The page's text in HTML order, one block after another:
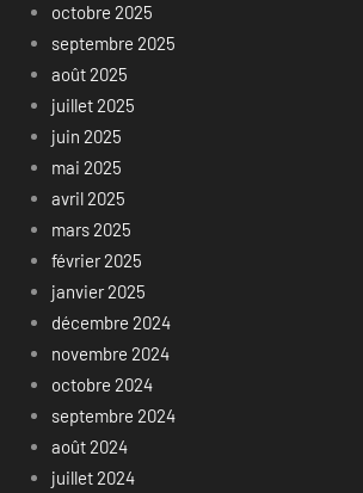
octobre 2025
septembre 2025
août 2025
juillet 2025
juin 2025
mai 2025
avril 2025
mars 2025
février 2025
janvier 2025
décembre 2024
novembre 2024
octobre 2024
septembre 2024
août 2024
juillet 2024